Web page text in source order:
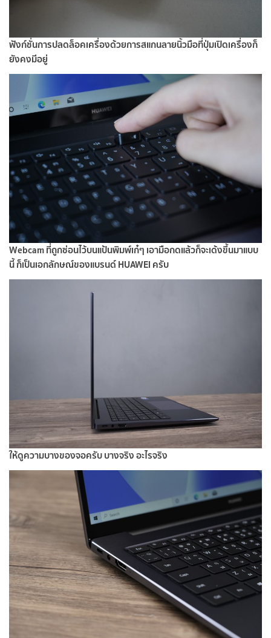
ฟังก์ชั่นการปลดล็อคเครื่องด้วยการสแกนลายนิ้วมือที่ปุ่มเปิดเครื่องก็
ยังคงมีอยู่
Webcam ที่ถูกซ่อนไว้บนแป้นพิมพ์เก๋ๆ เอามือกดแล้วก็จะเด้งขึ้นมาแบบ
นี้ ก็เป็นเอกลักษณ์ของแบรนด์ HUAWEI ครับ
ให้ดูความบางของจอครับ บางจริง อะไรจริง